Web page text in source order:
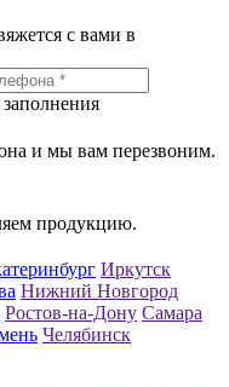
с вами в
и мы вам перезвоним.
продукцию.
Иркутск
Нижний Новгород
Ростов-на-Дону Самара
Челябинск